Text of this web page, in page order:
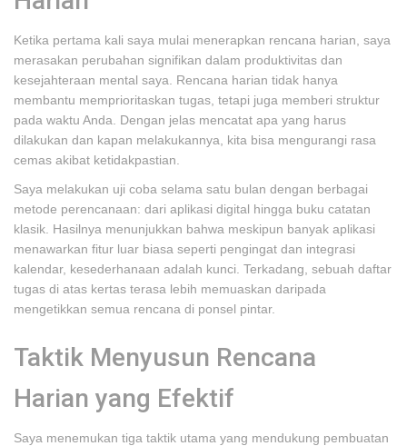
Ketika pertama kali saya mulai menerapkan rencana harian, saya
merasakan perubahan signifikan dalam produktivitas dan
kesejahteraan mental saya. Rencana harian tidak hanya
membantu memprioritaskan tugas, tetapi juga memberi struktur
pada waktu Anda. Dengan jelas mencatat apa yang harus
dilakukan dan kapan melakukannya, kita bisa mengurangi rasa
cemas akibat ketidakpastian.
Saya melakukan uji coba selama satu bulan dengan berbagai
metode perencanaan: dari aplikasi digital hingga buku catatan
klasik. Hasilnya menunjukkan bahwa meskipun banyak aplikasi
menawarkan fitur luar biasa seperti pengingat dan integrasi
kalendar, kesederhanaan adalah kunci. Terkadang, sebuah daftar
tugas di atas kertas terasa lebih memuaskan daripada
mengetikkan semua rencana di ponsel pintar.
Taktik Menyusun Rencana
Harian yang Efektif
Saya menemukan tiga taktik utama yang mendukung pembuatan